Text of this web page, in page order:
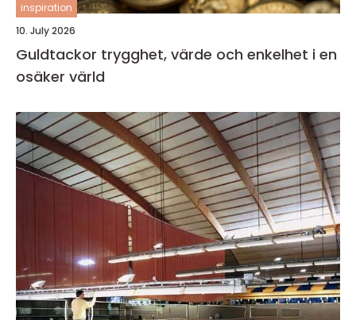
inspiration
10. July 2026
Guldtackor trygghet, värde och enkelhet i en
osäker värld